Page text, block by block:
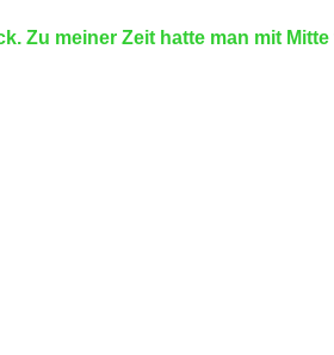
meiner Zeit hatte man mit